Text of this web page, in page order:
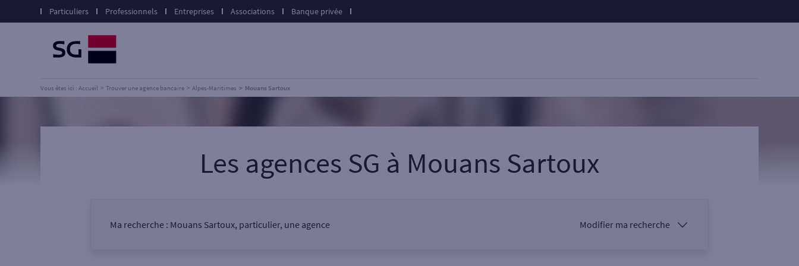
Particuliers Professionnels Entreprises Associations Banque privée
Vous êtes ici : Accueil Trouver une agence bancaire Alpes-Maritimes Mouans Sartoux
Les agences SG à Mouans Sartoux
Ma recherche : Mouans Sartoux, particulier, une agence Modifier ma recherche